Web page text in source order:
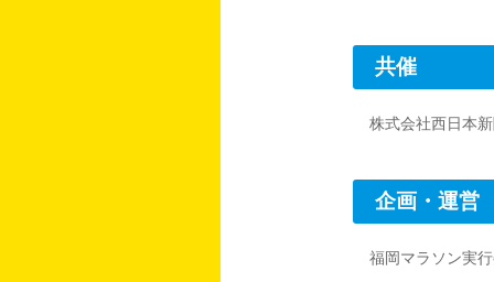
共催
株式会社西日本
企画・運営
福岡マラソン実